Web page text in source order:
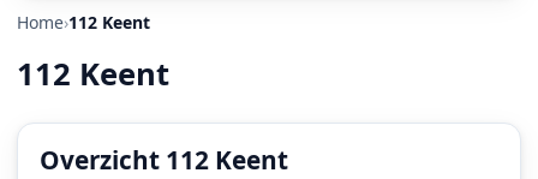
Home 112 Keent
112 Keent
Overzicht 112 Keent